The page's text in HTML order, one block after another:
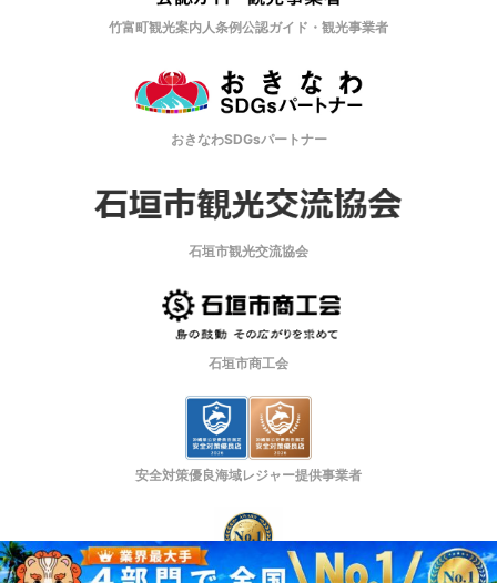
竹富町観光案内人条例公認ガイド・観光事業者
おきなわSDGsパートナー
石垣市観光交流協会
石垣市商工会
安全対策優良海域レジャー提供事業者